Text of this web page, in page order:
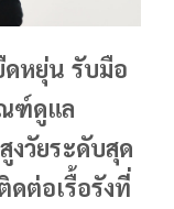
ดหยุ่น รับมือ
ฑ์ดูแล
งวัยระดับสุด
ดต่อเรื้อรังที่